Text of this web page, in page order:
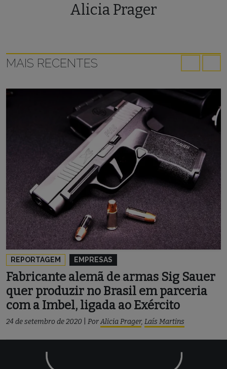
Alicia Prager
MAIS RECENTES
REPORTAGEM EMPRESAS
Fabricante alemã de armas Sig Sauer
quer produzir no Brasil em parceria
com a Imbel, ligada ao Exército
24 de setembro de 2020 PorAlicia Prager, Laís Martins